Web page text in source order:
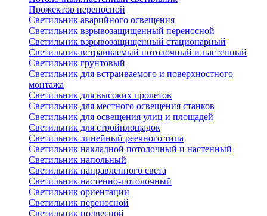
Прожектор переносной
Светильник аварийного освещения
Светильник взрывозащищенный переносной
Светильник взрывозащищенный стационарный
Светильник встраиваемый потолочный и настенный
Светильник грунтовый
Светильник для встраиваемого и поверхностного
монтажа
Светильник для высоких пролетов
Светильник для местного освещения станков
Светильник для освещения улиц и площадей
Светильник для стройплощадок
Светильник линейный реечного типа
Светильник накладной потолочный и настенный
Светильник напольный
Светильник направленного света
Светильник настенно-потолочный
Светильник ориентации
Светильник переносной
Светильник подвесной